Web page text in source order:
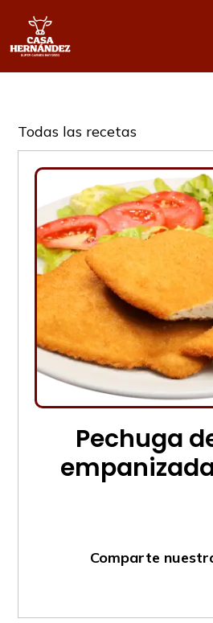
Todas las recetas
Pechuga
Comparte